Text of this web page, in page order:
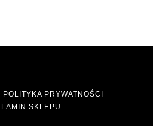
POLITYKA PRYWATNOŚCI
SKLEPU